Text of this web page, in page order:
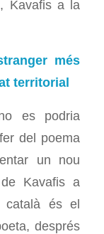
Kavafis a la
més
territorial
es podria
del poema
un nou
Kavafis a
català és el
després